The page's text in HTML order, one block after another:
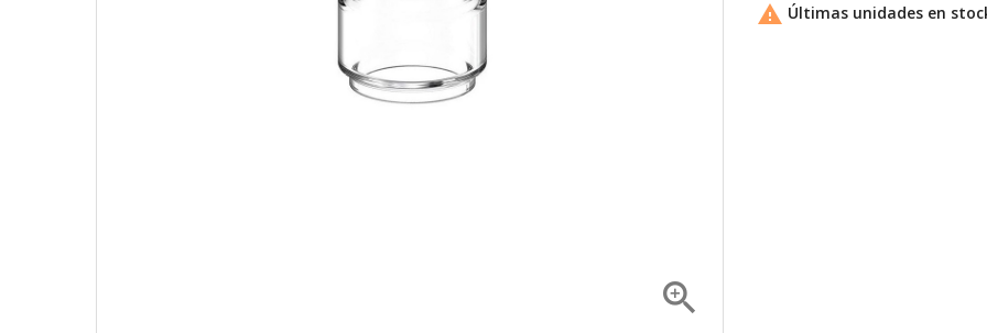

 Últimas unidades en